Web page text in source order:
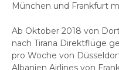
München und Frankfurt
Ab Oktober 2018 von
nach Tirana Direktflüge
pro Woche von
Albanien Airlines von